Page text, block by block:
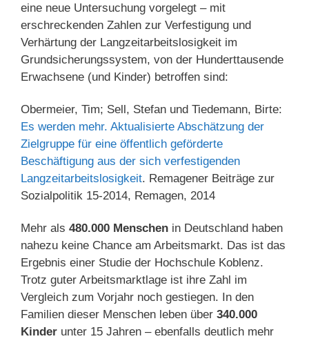
eine neue Untersuchung vorgelegt – mit
erschreckenden Zahlen zur Verfestigung und
Verhärtung der Langzeitarbeitslosigkeit im
Grundsicherungssystem, von der Hunderttausende
Erwachsene (und Kinder) betroffen sind:
Obermeier, Tim; Sell, Stefan und Tiedemann, Birte:
Es werden mehr. Aktualisierte Abschätzung der
Zielgruppe für eine öffentlich geförderte
Beschäftigung aus der sich verfestigenden
Langzeitarbeitslosigkeit. Remagener Beiträge zur
Sozialpolitik 15-2014, Remagen, 2014
Mehr als 480.000 Menschen in Deutschland haben
nahezu keine Chance am Arbeitsmarkt. Das ist das
Ergebnis einer Studie der Hochschule Koblenz.
Trotz guter Arbeitsmarktlage ist ihre Zahl im
Vergleich zum Vorjahr noch gestiegen. In den
Familien dieser Menschen leben über 340.000
Kinder unter 15 Jahren – ebenfalls deutlich mehr